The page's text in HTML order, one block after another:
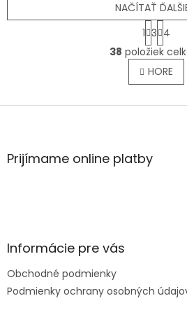
O
v
l
á
s
u
NAČÍTAŤ
S
t
r
á
n
k
v
1 3 4
38 položiek
HORE
Z
äPrijímame online platby
Informácie pre vás
Obchodné podmienky
Podmienky ochrany osobných